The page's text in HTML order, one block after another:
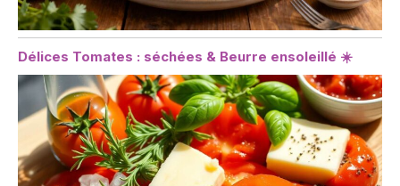
Délices Tomates : séchées & Beurre ensoleillé ☀️